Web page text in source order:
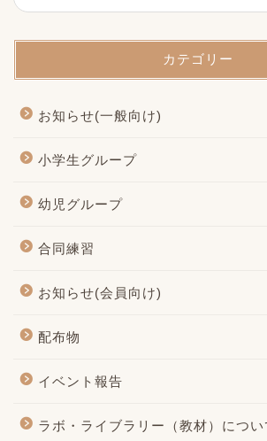
カテゴリー
お知らせ(一般向け)
小学生グループ
幼児グループ
合同練習
お知らせ(会員向け)
配布物
イベント報告
ラボ・ライブラリー（教材）につい